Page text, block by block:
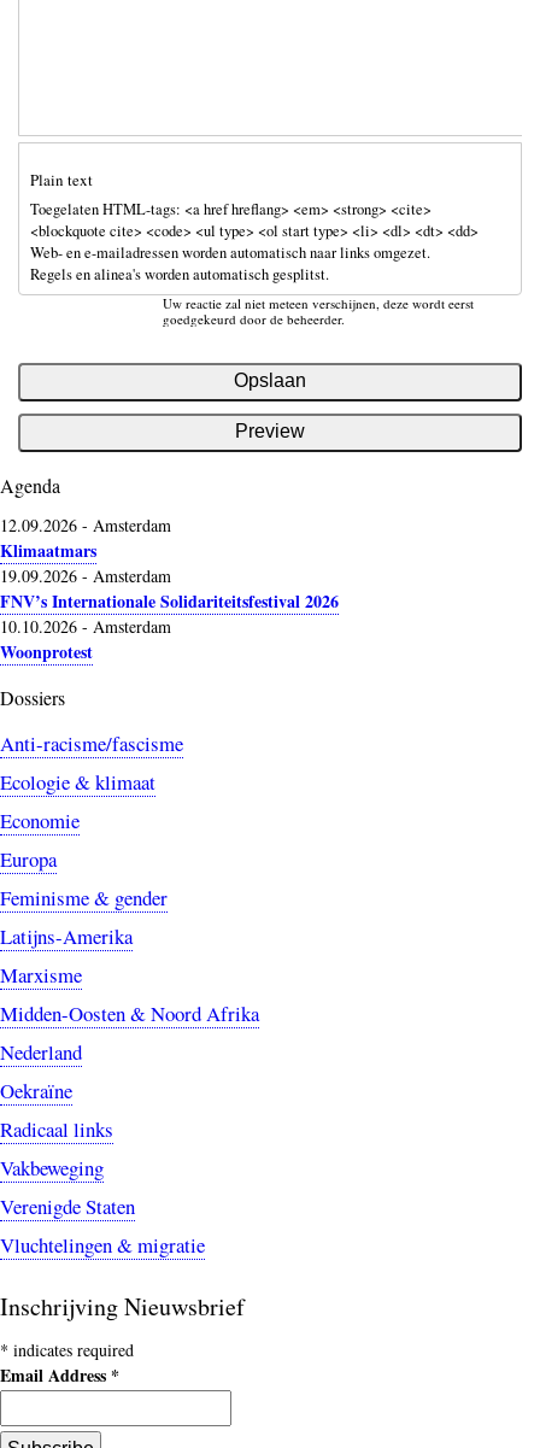
Plain text
Toegelaten HTML-tags: <a href hreflang> <em> <strong> <cite>
<blockquote cite> <code> <ul type> <ol start type> <li> <dl> <dt> <dd>
Web- en e-mailadressen worden automatisch naar links omgezet.
Regels en alinea's worden automatisch gesplitst.
Uw reactie zal niet meteen verschijnen, deze wordt eerst
goedgekeurd door de beheerder.
Agenda
12.09.2026 - Amsterdam
Klimaatmars
19.09.2026 - Amsterdam
FNV’s Internationale Solidariteitsfestival 2026
10.10.2026 - Amsterdam
Woonprotest
Dossiers
Anti-racisme/fascisme
Ecologie & klimaat
Economie
Europa
Feminisme & gender
Latijns-Amerika
Marxisme
Midden-Oosten & Noord Afrika
Nederland
Oekraïne
Radicaal links
Vakbeweging
Verenigde Staten
Vluchtelingen & migratie
Inschrijving Nieuwsbrief
* indicates required
Email Address *